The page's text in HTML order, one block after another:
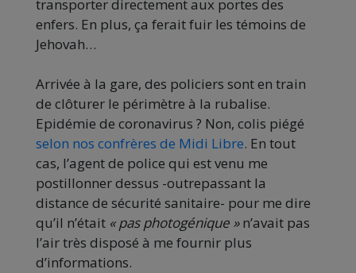
transporter directement aux portes des
enfers. En plus, ça ferait fuir les témoins de
Jehovah…
Arrivée à la gare, des policiers sont en train
de clôturer le périmètre à la rubalise.
Epidémie de coronavirus ? Non, colis piégé
selon nos confrères de Midi Libre. En tout
cas, l’agent de police qui est venu me
postillonner dessus -outrepassant la
distance de sécurité sanitaire- pour me dire
qu’il n’était « pas photogénique »n’avait pas
l’air très disposé à me fournir plus
d’informations.